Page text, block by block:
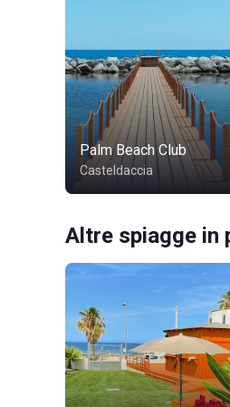
Palm Beach Club
Casteldaccia
Altre spiagge in